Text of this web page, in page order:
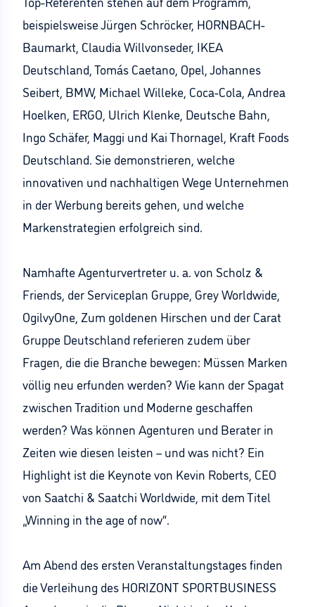
beispielsweise Jürgen Schröcker, HORNBACH-
Baumarkt, Claudia Willvonseder, IKEA
Deutschland, Tomás Caetano, Opel, Johannes
Seibert, BMW, Michael Willeke, Coca-Cola, Andrea
Hoelken, ERGO, Ulrich Klenke, Deutsche Bahn,
Ingo Schäfer, Maggi und Kai Thornagel, Kraft Foods
Deutschland. Sie demonstrieren, welche
innovativen und nachhaltigen Wege Unternehmen
in der Werbung bereits gehen, und welche
Markenstrategien erfolgreich sind.
Namhafte Agenturvertreter u. a. von Scholz &
Friends, der Serviceplan Gruppe, Grey Worldwide,
OgilvyOne, Zum goldenen Hirschen und der Carat
Gruppe Deutschland referieren zudem über
Fragen, die die Branche bewegen: Müssen Marken
völlig neu erfunden werden? Wie kann der Spagat
zwischen Tradition und Moderne geschaffen
werden? Was können Agenturen und Berater in
Zeiten wie diesen leisten – und was nicht? Ein
Highlight ist die Keynote von Kevin Roberts, CEO
von Saatchi & Saatchi Worldwide, mit dem Titel
„Winning in the age of now“.
Am Abend des ersten Veranstaltungstages finden
die Verleihung des HORIZONT SPORTBUSINESS